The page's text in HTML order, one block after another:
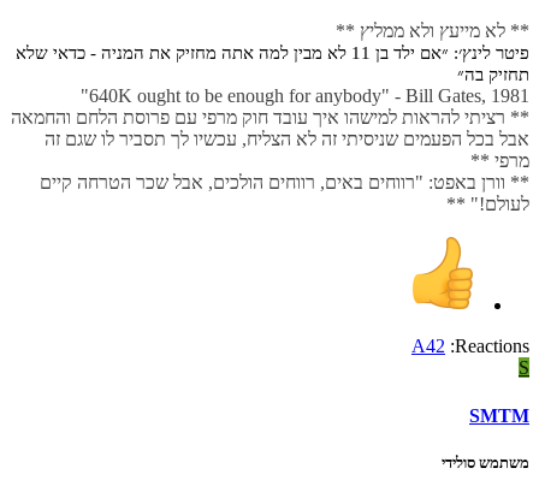
** לא מייעץ ולא ממליץ **
פיטר לינץ׳: ״אם ילד בן 11 לא מבין למה אתה מחזיק את המניה - כדאי שלא
תחזיק בה״
640K ought to be enough for anybody" - Bill Gates, 1981"
** רציתי להראות למישהו איך עובד חוק מרפי עם פרוסת הלחם והחמאה
אבל בכל הפעמים שניסיתי זה לא הצליח, עכשיו לך תסביר לו שגם זה
מרפי **
** וורן באפט: "רווחים באים, רווחים הולכים, אבל שכר הטרחה קיים
לעולם!" **
Reactions:
A42
S
SMTM
משתמש סולידי